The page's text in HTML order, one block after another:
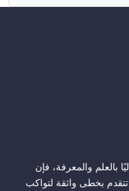
بالعلم والمعرفة، فإن
تتقدم بخطى واثقة لتواكب